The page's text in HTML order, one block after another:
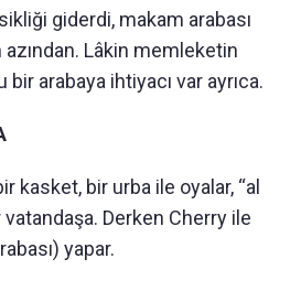
giderdi, makam arabası
azından. Lâkin memleketin
arabaya ihtiyacı var ayrıca.
kasket, bir urba ile oyalar, “al
Derken Cherry ile
yapar.